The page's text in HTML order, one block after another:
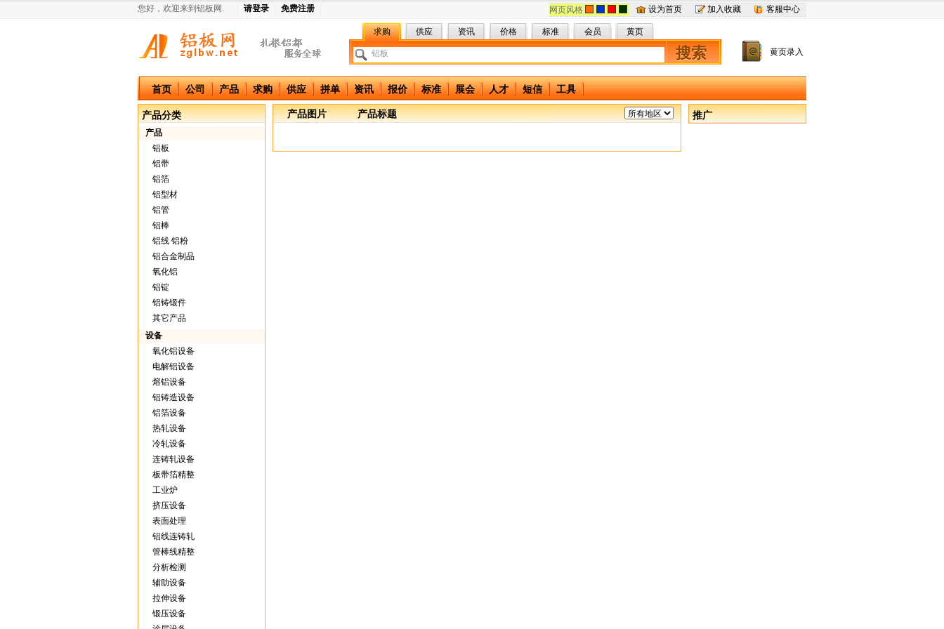
您好，欢迎来到铝板网. 请登录 免费注册 设为首页 加入收藏 客服中心
网页风格
中国铝板网
求购 供应 资讯 价格 标准 会员 黄页
搜索 黄页录入
首页 公司 产品 求购 供应 拼单 资讯 报价 标准 展会 人才 短信 工具
产品分类
产品
铝板
铝带
铝箔
铝型材
铝管
铝棒
铝线 铝粉
铝合金制品
氧化铝
铝锭
铝铸锻件
其它产品
设备
氧化铝设备
电解铝设备
熔铝设备
铝铸造设备
铝箔设备
热轧设备
冷轧设备
连铸轧设备
板带箔精整
工业炉
挤压设备
表面处理
铝线连铸轧
管棒线精整
分析检测
辅助设备
拉伸设备
锻压设备
产品图片 产品标题 推广